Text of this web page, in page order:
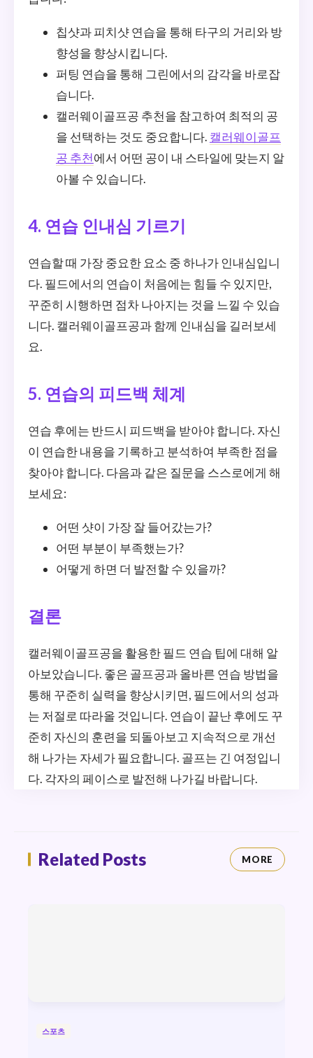
칩샷과 피치샷 연습을 통해 타구의 거리와 방
향성을 향상시킵니다.
퍼팅 연습을 통해 그린에서의 감각을 바로잡
습니다.
캘러웨이골프공 추천을 참고하여 최적의 공
을 선택하는 것도 중요합니다. 캘러웨이골프
공 추천에서 어떤 공이 내 스타일에 맞는지 알
아볼 수 있습니다.
4. 연습 인내심 기르기
연습할 때 가장 중요한 요소 중 하나가 인내심입니
다. 필드에서의 연습이 처음에는 힘들 수 있지만,
꾸준히 시행하면 점차 나아지는 것을 느낄 수 있습
니다. 캘러웨이골프공과 함께 인내심을 길러보세
요.
5. 연습의 피드백 체계
연습 후에는 반드시 피드백을 받아야 합니다. 자신
이 연습한 내용을 기록하고 분석하여 부족한 점을
찾아야 합니다. 다음과 같은 질문을 스스로에게 해
보세요:
어떤 샷이 가장 잘 들어갔는가?
어떤 부분이 부족했는가?
어떻게 하면 더 발전할 수 있을까?
결론
캘러웨이골프공을 활용한 필드 연습 팁에 대해 알
아보았습니다. 좋은 골프공과 올바른 연습 방법을
통해 꾸준히 실력을 향상시키면, 필드에서의 성과
는 저절로 따라올 것입니다. 연습이 끝난 후에도 꾸
준히 자신의 훈련을 되돌아보고 지속적으로 개선
해 나가는 자세가 필요합니다. 골프는 긴 여정입니
다. 각자의 페이스로 발전해 나가길 바랍니다.
Related Posts MORE
스포츠